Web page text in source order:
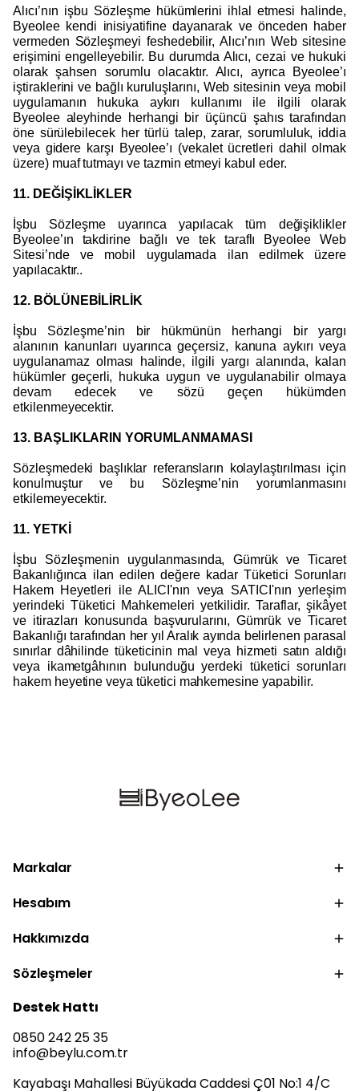
Alıcı’nın işbu Sözleşme hükümlerini ihlal etmesi halinde,
Byeolee kendi inisiyatifine dayanarak ve önceden haber
vermeden Sözleşmeyi feshedebilir, Alıcı’nın Web sitesine
erişimini engelleyebilir. Bu durumda Alıcı, cezai ve hukuki
olarak şahsen sorumlu olacaktır. Alıcı, ayrıca Byeolee’ı
iştiraklerini ve bağlı kuruluşlarını, Web sitesinin veya mobil
uygulamanın hukuka aykırı kullanımı ile ilgili olarak
Byeolee aleyhinde herhangi bir üçüncü şahıs tarafından
öne sürülebilecek her türlü talep, zarar, sorumluluk, iddia
veya gidere karşı Byeolee’ı (vekalet ücretleri dahil olmak
üzere) muaf tutmayı ve tazmin etmeyi kabul eder.
11. DEĞİŞİKLİKLER
İşbu Sözleşme uyarınca yapılacak tüm değişiklikler
Byeolee’ın takdirine bağlı ve tek taraflı Byeolee Web
Sitesi’nde ve mobil uygulamada ilan edilmek üzere
yapılacaktır..
12. BÖLÜNEBİLİRLİK
İşbu Sözleşme’nin bir hükmünün herhangi bir yargı
alanının kanunları uyarınca geçersiz, kanuna aykırı veya
uygulanamaz olması halinde, ilgili yargı alanında, kalan
hükümler geçerli, hukuka uygun ve uygulanabilir olmaya
devam edecek ve sözü geçen hükümden
etkilenmeyecektir.
13. BAŞLIKLARIN YORUMLANMAMASI
Sözleşmedeki başlıklar referansların kolaylaştırılması için
konulmuştur ve bu Sözleşme’nin yorumlanmasını
etkilemeyecektir.
11. YETKİ
İşbu Sözleşmenin uygulanmasında, Gümrük ve Ticaret
Bakanlığınca ilan edilen değere kadar Tüketici Sorunları
Hakem Heyetleri ile ALICI'nın veya SATICI'nın yerleşim
yerindeki Tüketici Mahkemeleri yetkilidir. Taraflar, şikâyet
ve itirazları konusunda başvurularını, Gümrük ve Ticaret
Bakanlığı tarafından her yıl Aralık ayında belirlenen parasal
sınırlar dâhilinde tüketicinin mal veya hizmeti satın aldığı
veya ikametgâhının bulunduğu yerdeki tüketici sorunları
hakem heyetine veya tüketici mahkemesine yapabilir.
Markalar
Hesabım
Hakkımızda
Sözleşmeler
Destek Hattı
0850 242 25 35
info@beylu.com.tr
Kayabaşı Mahallesi Büyükada Caddesi Ç01 No:1 4/C